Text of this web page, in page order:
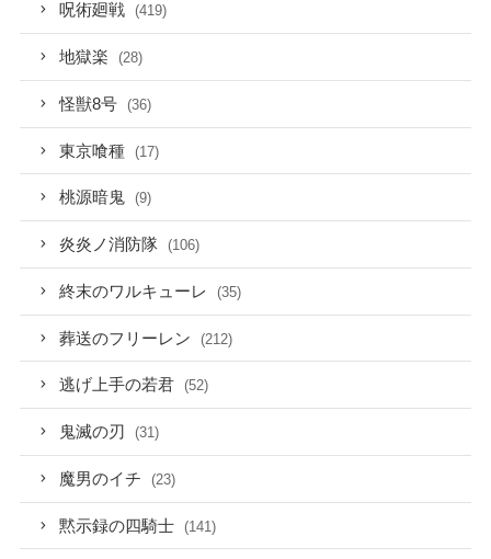
呪術廻戦 (419)
地獄楽 (28)
怪獣8号 (36)
東京喰種 (17)
桃源暗鬼 (9)
炎炎ノ消防隊 (106)
終末のワルキューレ (35)
葬送のフリーレン (212)
逃げ上手の若君 (52)
鬼滅の刃 (31)
魔男のイチ (23)
黙示録の四騎士 (141)